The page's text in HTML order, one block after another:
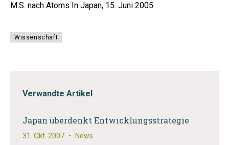
M.S. nach Atoms In Japan, 15. Juni 2005
Wissenschaft
Verwandte Artikel
Japan überdenkt Entwicklungsstrategie
31. Okt. 2007 • News